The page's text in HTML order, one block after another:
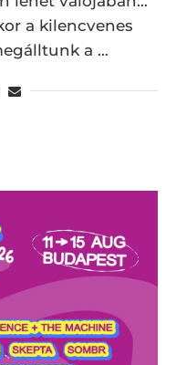
a kilencvenes
a …